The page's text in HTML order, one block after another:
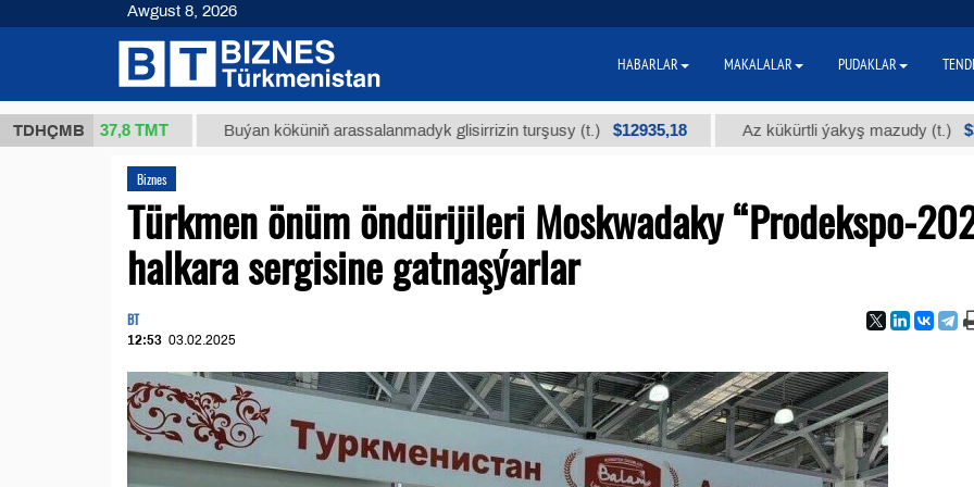
TDHÇMB
37,8 ТМТ Buýan köküniň arassalanmadyk glisirrizin turşusy (t.) $12935,18 Az kükürtli ýakyş mazudy (t.) $300
Biznes
Türkmen önüm öndürijileri Moskwadaky “Prodekspo-
halkara sergisine gatnaşýarlar
BT
12:53 03.02.2025
Awgust 8, 2026
HABARLAR MAKALALAR PUDAKLAR